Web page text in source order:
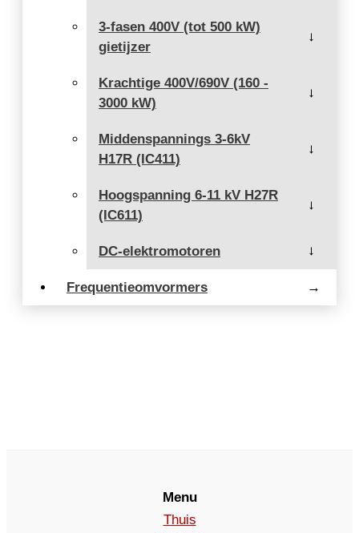
3-fasen 400V (tot 500 kW)
gietijzer
→
Krachtige 400V/690V (160 -
3000 kW)
→
Middenspannings 3-6kV
H17R (IC411)
→
Hoogspanning 6-11 kV H27R
(IC611)
→
DC-elektromotoren →
Frequentieomvormers →
Menu
Thuis